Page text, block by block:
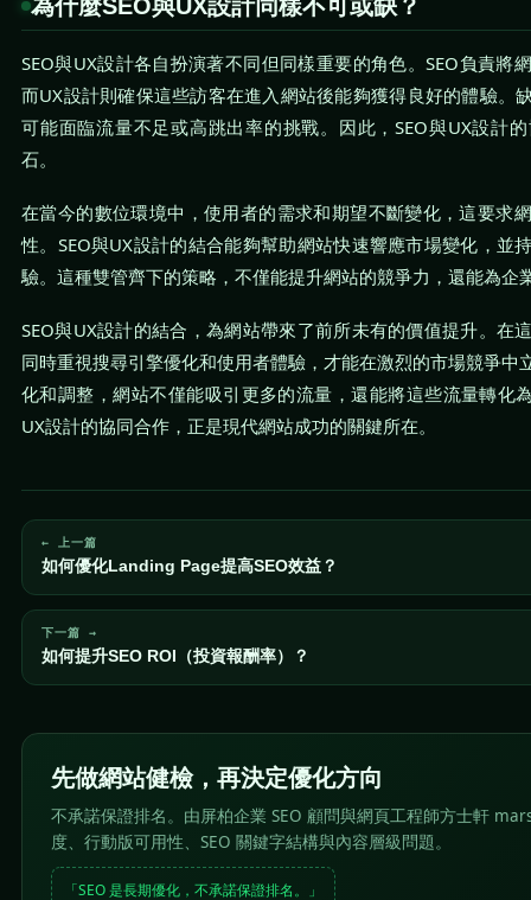
為什麼SEO與UX設計同樣不可或缺？
SEO與UX設計各自扮演著不同但同樣重要的角色。SEO負責將
而UX設計則確保這些訪客在進入網站後能夠獲得良好的體驗。
可能面臨流量不足或高跳出率的挑戰。因此，SEO與UX設計
石。
在當今的數位環境中，使用者的需求和期望不斷變化，這要求
性。SEO與UX設計的結合能夠幫助網站快速響應市場變化，並
驗。這種雙管齊下的策略，不僅能提升網站的競爭力，還能為企
SEO與UX設計的結合，為網站帶來了前所未有的價值提升。在
同時重視搜尋引擎優化和使用者體驗，才能在激烈的市場競爭中
化和調整，網站不僅能吸引更多的流量，還能將這些流量轉化
UX設計的協同合作，正是現代網站成功的關鍵所在。
← 上一篇
如何優化Landing Page提高SEO效益？
下一篇 →
如何提升SEO ROI（投資報酬率）？
先做網站健檢，再決定優化方向
不承諾保證排名。由屏柏企業 SEO 顧問與網頁工程師方士軒
度、行動版可用性、SEO 關鍵字結構與內容層級問題。
「SEO 是長期優化，不承諾保證排名。」